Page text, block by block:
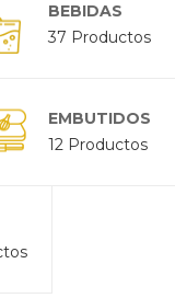
BEBIDAS
37 Productos
EMBUTIDOS
12 Productos